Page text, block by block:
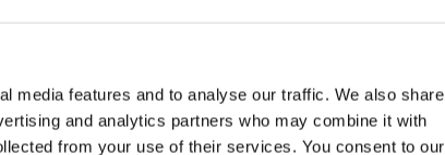
media features and to analyse our traffic. We also share
and analytics partners who may combine it with
from your use of their services. You consent to our